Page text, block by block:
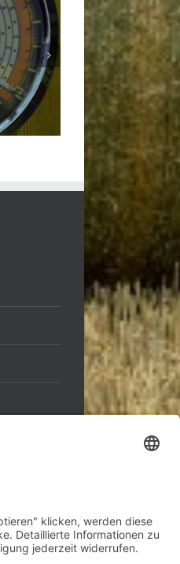
Traktormeter VDO